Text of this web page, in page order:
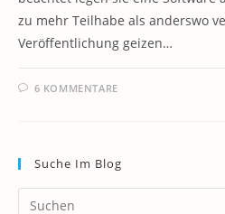
zu mehr Teilhabe als anderswo
Veröffentlichung geizen…
6 KOMMENTARE
Suche Im Blog